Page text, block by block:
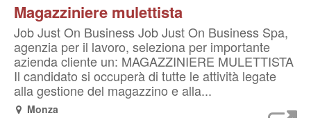
Magazziniere mulettista
Job Just On Business Job Just On Business Spa,
agenzia per il lavoro, seleziona per importante
azienda cliente un: MAGAZZINIERE MULETTISTA
Il candidato si occuperà di tutte le attività legate
alla gestione del magazzino e alla...
Monza